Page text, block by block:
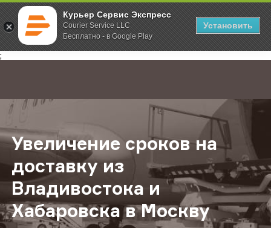
Курьер Сервис Экспресс
Courier Service LLC
Бесплатно - в Google Play
Установить
;
Главная О компании Новости Увеличение сроков на доставку
Увеличение сроков на
доставку из
Владивостока и
Хабаровска в Москву